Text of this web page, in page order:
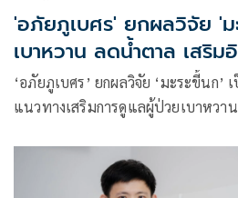
'อภัยภูเบศร' ยกผลวิจัย 'ม
เบาหวาน ลดน้ำตาล เสริม
‘อภัยภูเบศร’ ยกผลวิจัย ‘มะระขี้นก’
แนวทางเสริมการดูแลผู้ป่วยเบาหวา